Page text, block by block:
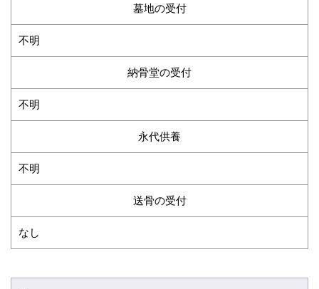
墓地の受付
不明
納骨堂の受付
不明
永代供養
不明
送骨の受付
なし